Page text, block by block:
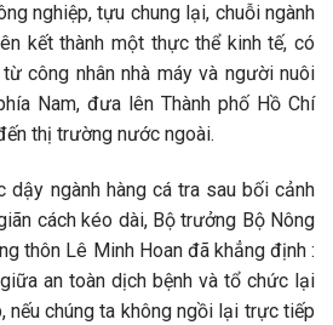
nghiệp, tựu chung lại, chuỗi ngành
kết thành một thực thể kinh tế, có
công nhân nhà máy và người nuôi
Nam, đưa lên Thành phố Hồ Chí
thị trường nước ngoài.
ngành hàng cá tra sau bối cảnh
cách kéo dài, Bộ trưởng Bộ Nông
thôn Lê Minh Hoan đã khẳng định :
an toàn dịch bệnh và tổ chức lại
nếu chúng ta không ngồi lại trực tiếp